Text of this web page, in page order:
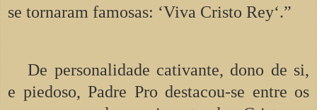
se tornaram famosas: ‘Viva Cristo Rey‘.”
De personalidade cativante, dono de si,
e piedoso, Padre Pro destacou-se entre os